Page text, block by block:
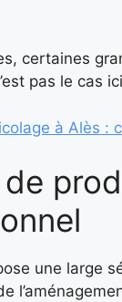
certaines
pas le cas
à Alès :
une large